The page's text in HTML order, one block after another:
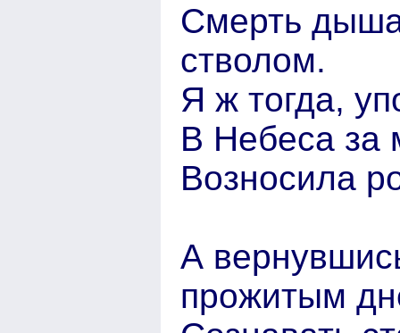
Смерть
стволом.
Я ж тогда,
В Небеса за
Возносила
А
прожитым